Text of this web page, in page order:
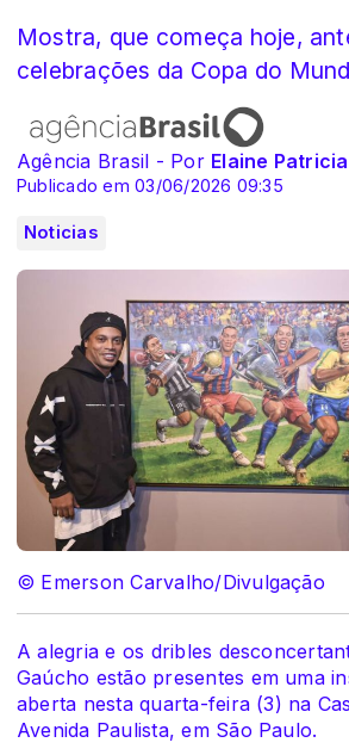
Mostra, que começa hoje,
celebrações da Copa do
Agência Brasil - Por Elaine
Publicado em 03/06/2026 09:35
Noticias
© Emerson Carvalho/Divulgação
A alegria e os dribles
Gaúcho estão presentes em uma
aberta nesta quarta-feira (3) na
Avenida Paulista, em São Paulo.